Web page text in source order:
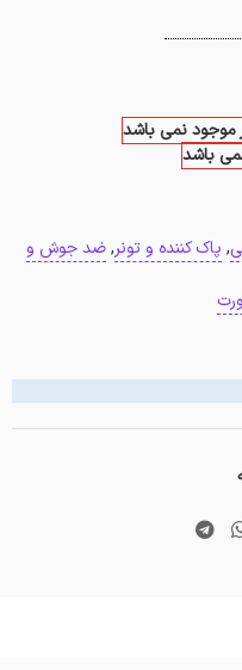
موجود نمی باشد
باشد
, پاک کننده و تونر,ضد جوش و